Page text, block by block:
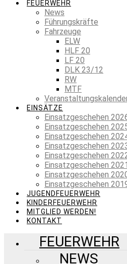
FEUERWEHR
News
Führungskräfte
Fahrzeuge
ELW
HLF 20
LF 20
DLK 23/12
RW
MTF
EINSÄTZE
Einsatzgeschehen
Einsatzgeschehen
Einsatzgeschehen
Einsatzgeschehen
Einsatzgeschehen
Einsatzgeschehen 2021
Einsatzgeschehen
Einsatzgeschehen
JUGENDFEUERWEHR
KINDERFEUERWEHR
MITGLIED WERDEN!
KONTAKT
FEUERWEHR
NEWS